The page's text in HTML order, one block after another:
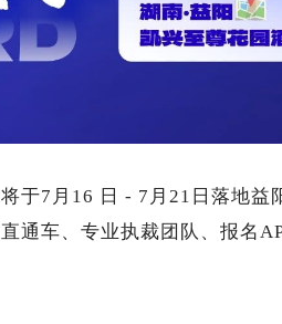
于7月16 日 - 7月21日落地益
通车、专业执裁团队、报名